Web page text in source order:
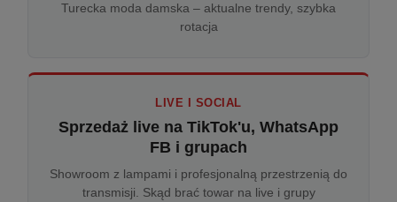
Turecka moda damska – aktualne trendy, szybka
rotacja
LIVE I SOCIAL
Sprzedaż live na TikTok'u, WhatsApp
FB i grupach
Showroom z lampami i profesjonalną przestrzenią do
transmisji. Skąd brać towar na live i grupy